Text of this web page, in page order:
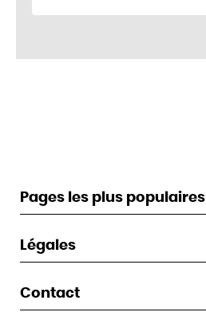
Pages les plus populaires
Légales
Contact